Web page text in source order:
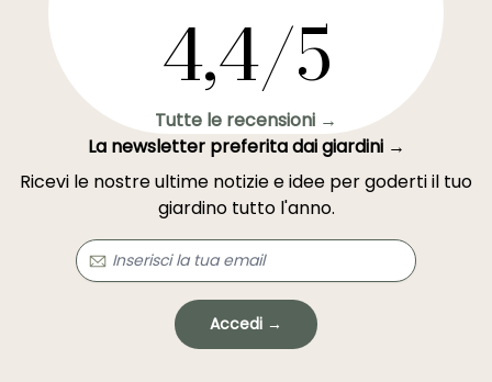
4,4/5
Tutte le recensioni →
La newsletter preferita dai giardini →
Ricevi le nostre ultime notizie e idee per goderti il tuo
giardino tutto l'anno.
Accedi →